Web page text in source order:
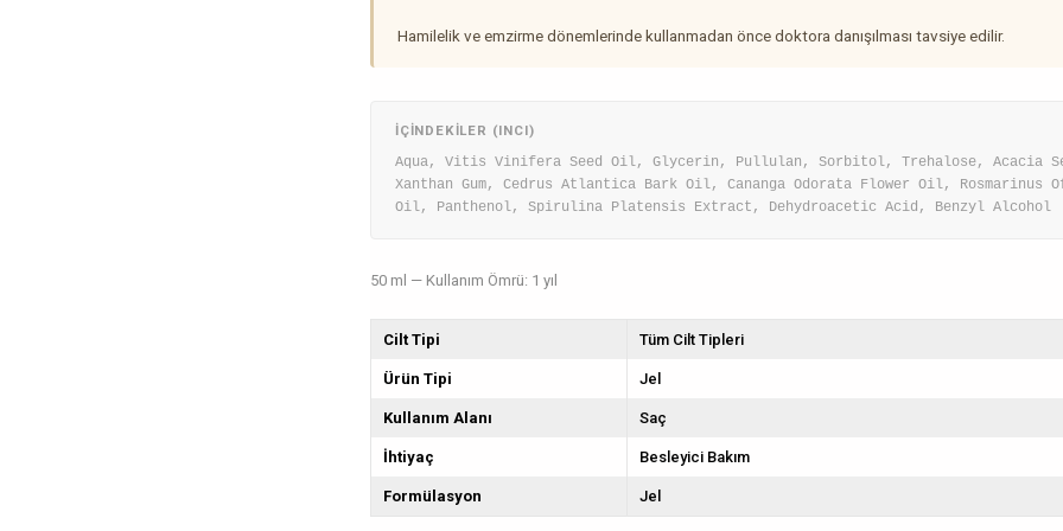
Hamilelik ve emzirme dönemlerinde kullanmadan önce doktora danışılması tavsiye edilir.
İÇINDEKILER (INCI)
Aqua, Vitis Vinifera Seed Oil, Glycerin, Pullulan, Sorbitol, Trehalose, Acacia
Xanthan Gum, Cedrus Atlantica Bark Oil, Cananga Odorata Flower Oil,
Oil, Panthenol, Spirulina Platensis Extract, Dehydroacetic Acid, Benzyl Alcohol
50 ml — Kullanım Ömrü: 1 yıl
Cilt Tipi Tüm Cilt Tipleri
Ürün Tipi Jel
Kullanım Alanı Saç
İhtiyaç Besleyici Bakım
Formülasyon Jel